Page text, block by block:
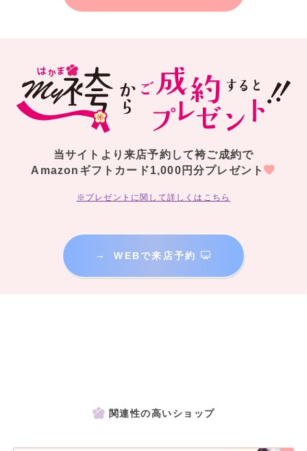
当サイトより来店予約して袴ご成約で
Amazonギフトカード1,000円分プレゼント
※プレゼントに関して詳しくはこちら
→ WEBで来店予約
関連性の高いショップ